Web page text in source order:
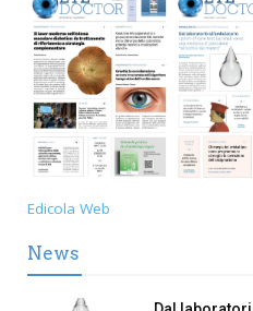
Edicola Web
News